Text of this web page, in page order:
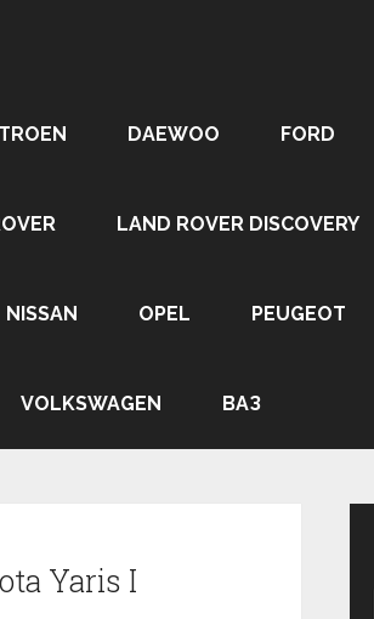
DAEWOO FORD
LAND ROVER DISCOVERY
NISSAN OPEL PEUGEOT
VOLKSWAGEN ВАЗ
Yaris I